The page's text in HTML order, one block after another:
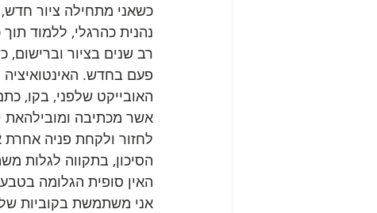
כשאני מתחילה ציור
נהנית כהרגלי, ללמוד
רב שנים בציור וברישום,
פעם בחדש. האינטואיציה
האובייקט שלפני, בקו,
אשר מכתיבה ומובילהאת
לחזור ולקחת פניה
הסיכון, בתקווה לגלות
האין סופית הגלומה
אני משתמשת בקוביות